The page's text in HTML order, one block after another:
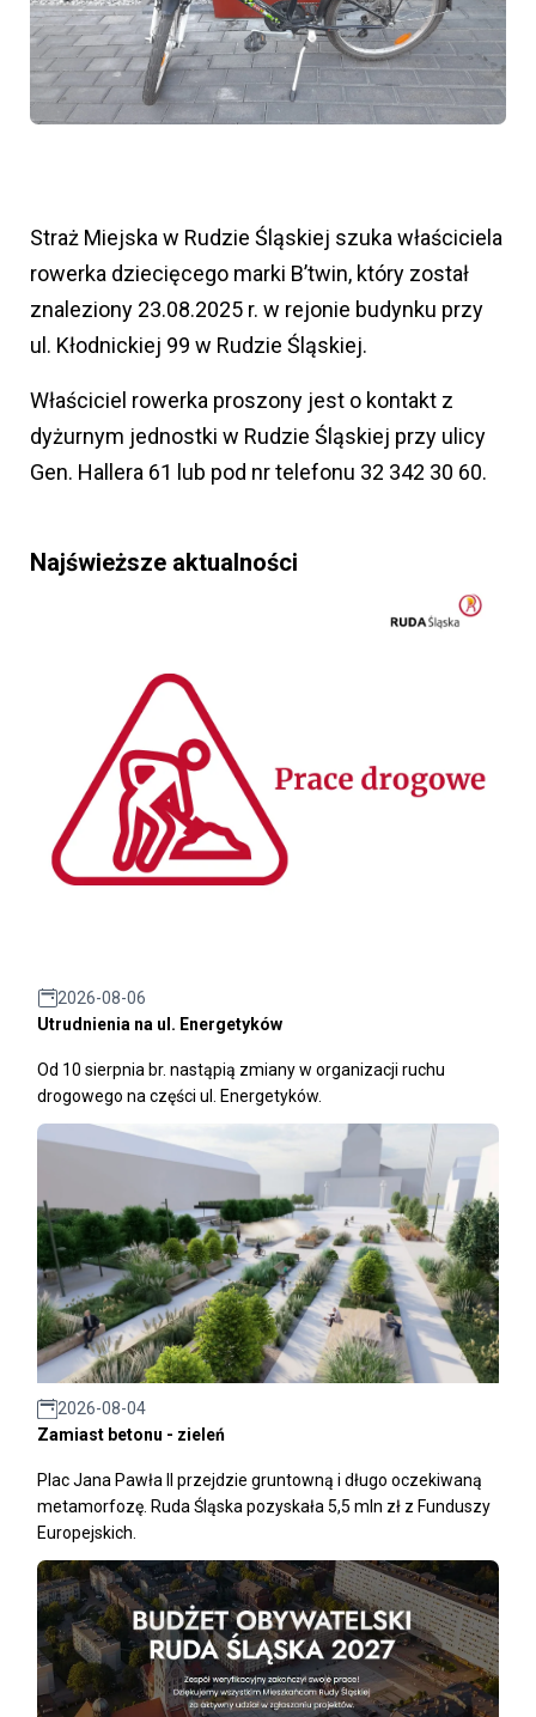
Straż Miejska w Rudzie Śląskiej szuka właściciela
rowerka dziecięcego marki B’twin, który został
znaleziony 23.08.2025 r. w rejonie budynku przy
ul. Kłodnickiej 99 w Rudzie Śląskiej.
Właściciel rowerka proszony jest o kontakt z
dyżurnym jednostki w Rudzie Śląskiej przy ulicy
Gen. Hallera 61 lub pod nr telefonu 32 342 30 60.
Najświeższe aktualności
2026-08-06
Utrudnienia na ul. Energetyków
Od 10 sierpnia br. nastąpią zmiany w organizacji ruchu
drogowego na części ul. Energetyków.
2026-08-04
Zamiast betonu - zieleń
Plac Jana Pawła II przejdzie gruntowną i długo oczekiwaną
metamorfozę. Ruda Śląska pozyskała 5,5 mln zł z Funduszy
Europejskich.